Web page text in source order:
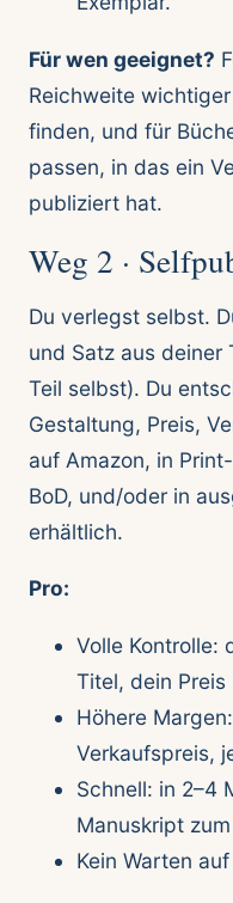
Für wen geeignet?
Reichweite
finden, und für
passen, in das ein
publiziert hat.
Weg 2 ·
Du verlegst selbst.
und Satz aus deiner
Teil selbst). Du
Gestaltung, Preis,
auf Amazon, in
BoD, und/oder in
erhältlich.
Pro:
Volle Kontrolle:
Titel, dein Preis
Höhere
Verkaufspreis,
Schnell: in 2–4
Manuskript
Kein Warten